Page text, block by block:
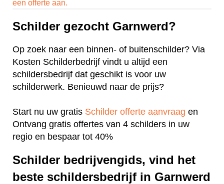
een offerte aan.
Schilder gezocht Garnwerd?
Op zoek naar een binnen- of buitenschilder? Via
Kosten Schilderbedrijf vindt u altijd een
schildersbedrijf dat geschikt is voor uw
schilderwerk. Benieuwd naar de prijs?
Start nu uw gratis Schilder offerte aanvraag en
Ontvang gratis offertes van 4 schilders in uw
regio en bespaar tot 40%
Schilder bedrijvengids, vind het
beste schildersbedrijf in Garnwerd